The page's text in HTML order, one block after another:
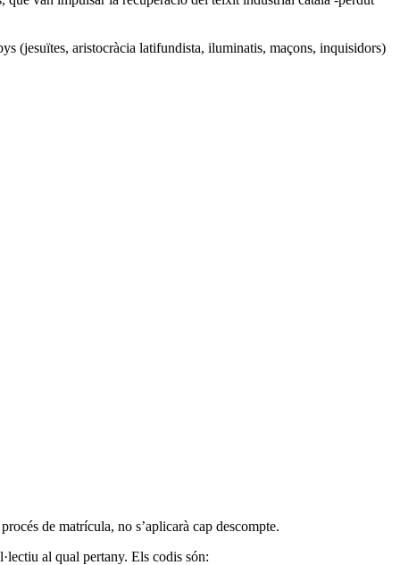
(jesuïtes, aristocràcia latifundista, iluminatis, maçons, inquisidors)
de matrícula, no s’aplicarà cap descompte.
al qual pertany. Els codis són: